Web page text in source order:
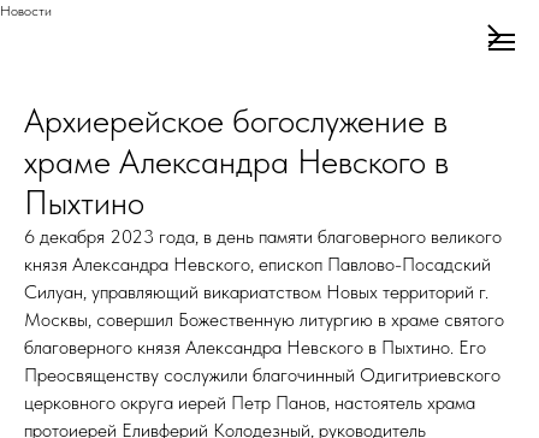
Новости
Архиерейское богослужение в
храме Александра Невского в
Пыхтино
6 декабря 2023 года, в день памяти благоверного великого
князя Александра Невского, епископ Павлово-Посадский
Силуан, управляющий викариатством Новых территорий г.
Москвы, совершил Божественную литургию в храме святого
благоверного князя Александра Невского в Пыхтино. Его
Преосвященству сослужили благочинный Одигитриевского
церковного округа иерей Петр Панов, настоятель храма
протоиерей Еливферий Колодезный, руководитель